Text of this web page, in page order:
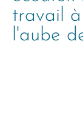
travail à
l'aube